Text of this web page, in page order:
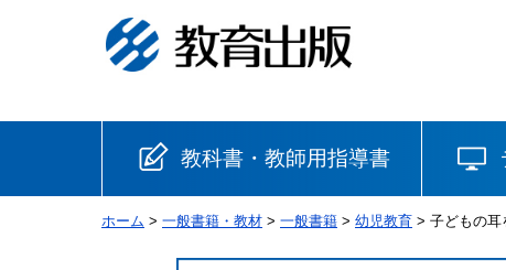
教科書・教師用指導書
小学校
ホーム > 一般書籍・教材 > 一般書籍 > 幼児教育 > 子どもの